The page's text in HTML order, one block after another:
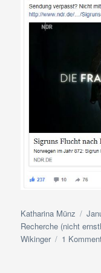
Autor
Katharina Münz
am
Recherche (nicht
Wikinger
1